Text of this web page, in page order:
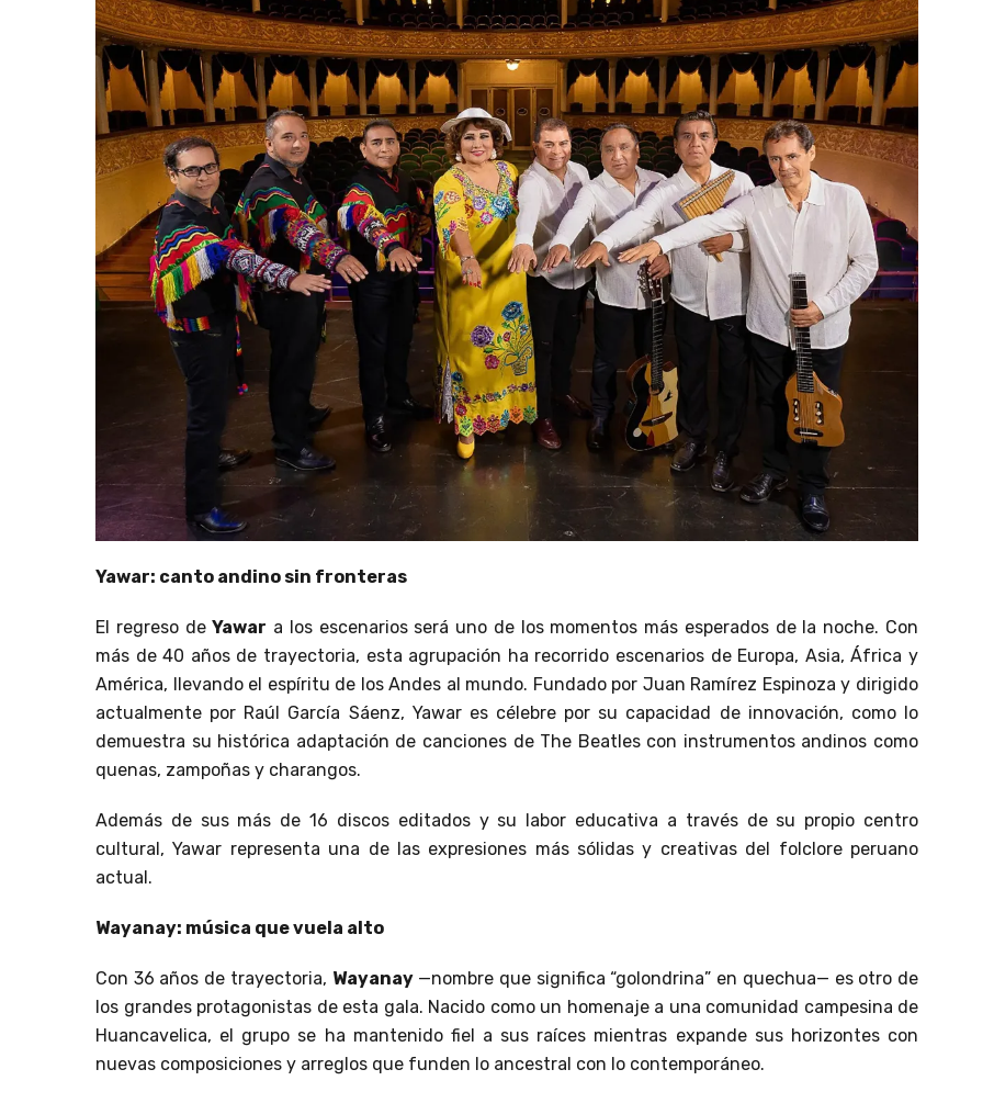
Yawar: canto andino sin fronteras
El regreso deYawar a los escenarios será uno de los momentos más esperados de la noche. Con
más de 40 años de trayectoria, esta agrupación ha recorrido escenarios de Europa, Asia, África y
América, llevando el espíritu de los Andes al mundo. Fundado por Juan Ramírez Espinoza y dirigido
actualmente por Raúl García Sáenz, Yawar es célebre por su capacidad de innovación, como lo
demuestra su histórica adaptación de canciones de The Beatles con instrumentos andinos como
quenas, zampoñas y charangos.
Además de sus más de 16 discos editados y su labor educativa a través de su propio centro
cultural, Yawar representa una de las expresiones más sólidas y creativas del folclore peruano
actual.
Wayanay: música que vuela alto
Con 36 años de trayectoria, Wayanay—nombre que significa “golondrina” en quechua— es otro de
los grandes protagonistas de esta gala. Nacido como un homenaje a una comunidad campesina de
Huancavelica, el grupo se ha mantenido fiel a sus raíces mientras expande sus horizontes con
nuevas composiciones y arreglos que funden lo ancestral con lo contemporáneo.